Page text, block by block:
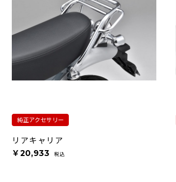
純正アクセサリー
リアキャリア
￥20,933 税込